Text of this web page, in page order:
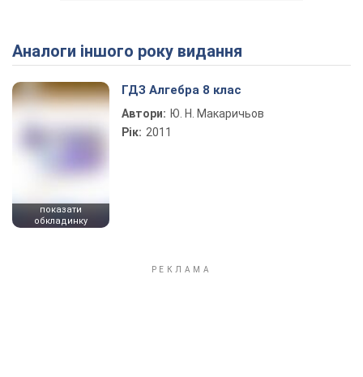
Play Video
Аналоги іншого року видання
показати
обкладинку
ГДЗ Алгебра 8 клас
Автори: Ю. Н. Макаричьов
Рік: 2011